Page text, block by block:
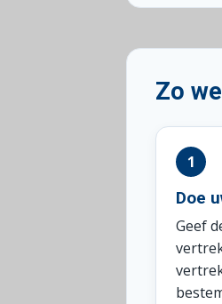
Zo
Doe
Geef